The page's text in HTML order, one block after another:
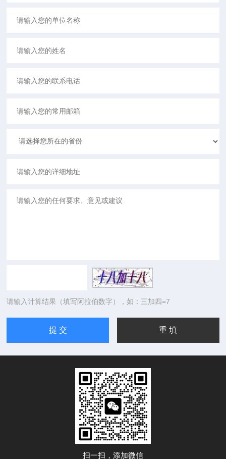
请输入计算结果（填写阿拉伯数字），如：三加四=7
扫一扫，添加微信